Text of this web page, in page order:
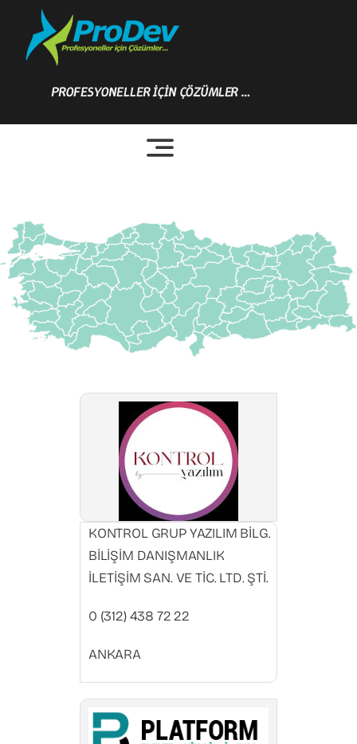
content
PROFESYONELLER İÇİN ÇÖZÜMLER …
KONTROL GRUP YAZILIM BİLG.
BİLİŞİM DANIŞMANLIK
İLETİŞİM SAN. VE TİC. LTD. ŞTİ.
0 (312) 438 72 22
ANKARA